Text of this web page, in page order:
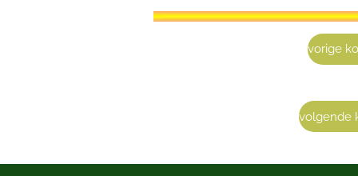
vorige
volgende